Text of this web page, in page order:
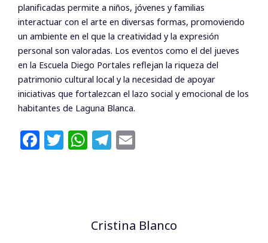
planificadas permite a niños, jóvenes y familias
interactuar con el arte en diversas formas, promoviendo
un ambiente en el que la creatividad y la expresión
personal son valoradas. Los eventos como el del jueves
en la Escuela Diego Portales reflejan la riqueza del
patrimonio cultural local y la necesidad de apoyar
iniciativas que fortalezcan el lazo social y emocional de los
habitantes de Laguna Blanca.
F T W
A
p
T
ra
m
Cristina Blanco